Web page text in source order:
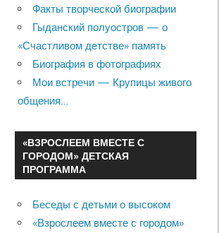
Факты творческой биографии
Гыданский полуостров — о
«Счастливом детстве» память
Биография в фотографиях
Мои встречи — Крупицы живого
общения…
«ВЗРОСЛЕЕМ ВМЕСТЕ С
ГОРОДОМ» ДЕТСКАЯ
ПРОГРАММА
Беседы с детьми о высоком
«Взрослеем вместе с городом»